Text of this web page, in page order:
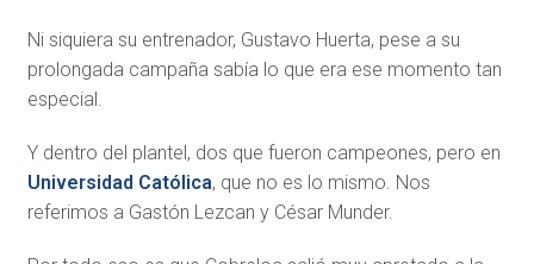
Ni siquiera su entrenador, Gustavo Huerta, pese a su
prolongada campaña sabía lo que era ese momento tan
especial.
Y dentro del plantel, dos que fueron campeones, pero en
Universidad Católica, que no es lo mismo. Nos
referimos a Gastón Lezcan y César Munder.